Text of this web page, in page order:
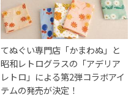
てぬぐい専門店「かまわぬ」と
昭和レトログラスの「アデリア
レトロ」による第2弾コラボアイ
テムの発売が決定！